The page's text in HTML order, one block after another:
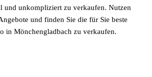
und unkompliziert zu verkaufen. Nutzen
und finden Sie die für Sie beste
in Mönchengladbach zu verkaufen.